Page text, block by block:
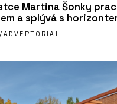
Martina Šonky
a splývá s
ADVERTORIAL